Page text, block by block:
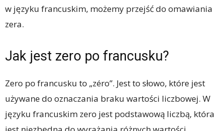
w języku francuskim, możemy przejść do omawiania
zera.
Jak jest zero po francusku?
Zero po francusku to „zéro”. Jest to słowo, które jest
używane do oznaczania braku wartości liczbowej. W
języku francuskim zero jest podstawową liczbą, która